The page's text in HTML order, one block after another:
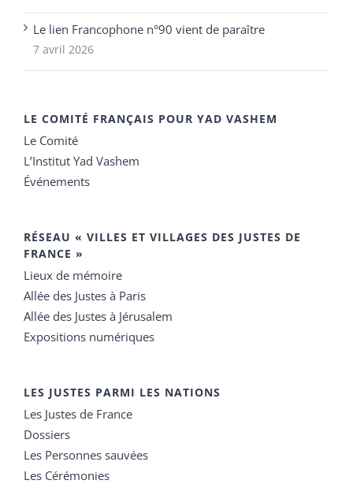
Le lien Francophone n°90 vient de paraître
7 avril 2026
LE COMITÉ FRANÇAIS POUR YAD VASHEM
Le Comité
L’Institut Yad Vashem
Événements
RÉSEAU « VILLES ET VILLAGES DES JUSTES DE
FRANCE »
Lieux de mémoire
Allée des Justes à Paris
Allée des Justes à Jérusalem
Expositions numériques
LES JUSTES PARMI LES NATIONS
Les Justes de France
Dossiers
Les Personnes sauvées
Les Cérémonies